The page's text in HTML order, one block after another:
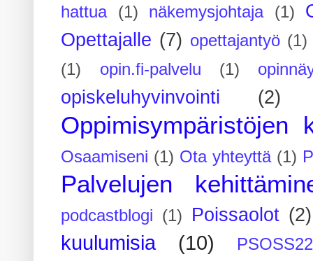
hattua (1) näkemysjohtaja (1)
Opettajalle (7) opettajantyö (1)
(1)
opin.fi-palvelu (1)
opiskeluhyvinvointi (2)
Oppimisympäristöjen
Osaamiseni (1) Ota yhteyttä (1)
Palvelujen
podcastblogi (1) Poissaolot (2)
kuulumisia (10)